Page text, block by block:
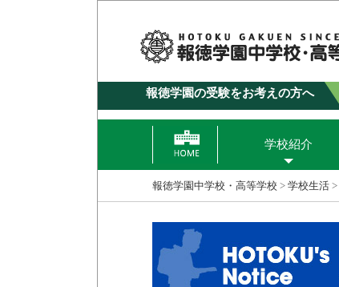
報徳学園の受験をお考えの方へ
学校紹介
報徳学園中学校・高等学校 > 学校生活 >